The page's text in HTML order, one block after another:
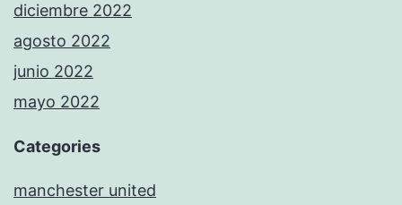
diciembre 2022
agosto 2022
junio 2022
mayo 2022
Categories
manchester united